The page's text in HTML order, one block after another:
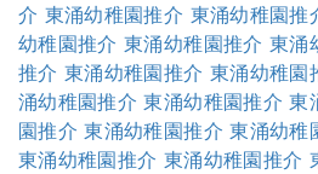
介 東涌幼稚園推介 東涌幼稚園推
幼稚園推介 東涌幼稚園推介 東涌
推介 東涌幼稚園推介 東涌幼稚園
涌幼稚園推介 東涌幼稚園推介 東
園推介 東涌幼稚園推介 東涌幼稚
東涌幼稚園推介 東涌幼稚園推介